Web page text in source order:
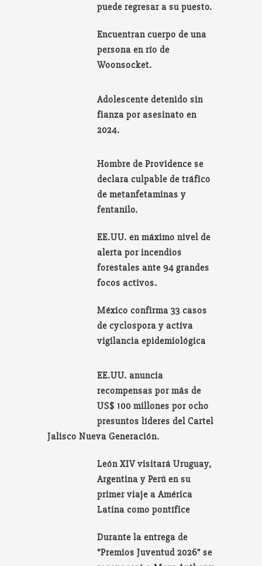
puede regresar a su puesto.
Encuentran cuerpo de una
persona en río de
Woonsocket.
Adolescente detenido sin
fianza por asesinato en
2024.
Hombre de Providence se
declara culpable de tráfico
de metanfetaminas y
fentanilo.
EE.UU. en máximo nivel de
alerta por incendios
forestales ante 94 grandes
focos activos.
México confirma 33 casos
de cyclospora y activa
vigilancia epidemiológica
EE.UU. anuncia
recompensas por más de
US$ 100 millones por ocho
presuntos líderes del Cartel
Jalisco Nueva Generación.
León XIV visitará Uruguay,
Argentina y Perú en su
primer viaje a América
Latina como pontífice
Durante la entrega de
“Premios Juventud 2026” se